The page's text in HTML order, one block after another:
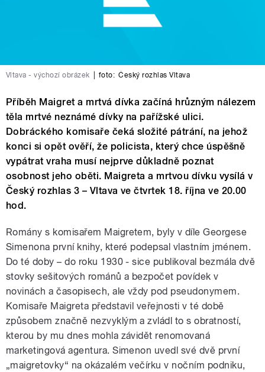
Vltava - výchozí obrázek foto: Český rozhlas Vltava
Příběh Maigret a mrtvá dívka začíná hrůzným nálezem
těla mrtvé neznámé dívky na pařížské ulici.
Dobráckého komisaře čeká složité pátrání, na jehož
konci si opět ověří, že policista, který chce úspěšně
vypátrat vraha musí nejprve důkladně poznat
osobnost jeho oběti. Maigreta a mrtvou dívku vysílá v
Český rozhlas 3 – Vltava ve čtvrtek 18. října ve 20.00
hod.
Romány s komisařem Maigretem, byly v díle Georgese
Simenona první knihy, které podepsal vlastním jménem.
Do té doby – do roku 1930 - sice publikoval bezmála dvě
stovky sešitových románů a bezpočet povídek v
novinách a časopisech, ale vždy pod pseudonymem.
Komisaře Maigreta představil veřejnosti v té době
způsobem značně nezvyklým a zvládl to s obratností,
kterou by mu dnes mohla závidět renomovaná
marketingová agentura. Simenon uvedl své dvě první
„maigretovky“ na okázalém večírku v nočním podniku,